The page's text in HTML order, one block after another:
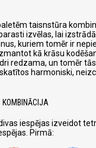
taisnstūra
izvēlas, lai
kuriem tomēr ir
kā krāsu
redzama, un tomēr
harmoniski,
KOMBINĀCIJA
iespējas izveidot
Pirmā: